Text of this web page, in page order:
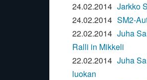
24.02.2014 Jarkko
24.02.2014 SM2-
22.02.2014 Juha
Ralli in Mikkeli
22.02.2014 Juha
luokan